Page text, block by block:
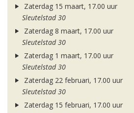
Zaterdag 15 maart, 17.00 uur
Sleutelstad 30
Zaterdag 8 maart, 17.00 uur
Sleutelstad 30
Zaterdag 1 maart, 17.00 uur
Sleutelstad 30
Zaterdag 22 februari, 17.00 uur
Sleutelstad 30
Zaterdag 15 februari, 17.00 uur